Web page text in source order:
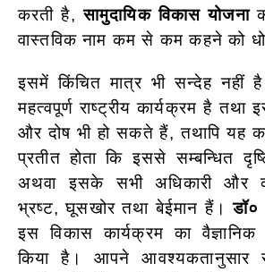
करती है,सामुदायिक विकास योजना
वास्तविक नाम कम से कम कहने को
इसमें किंचित मात्र भी सन्देह नहीं
महत्वपूर्ण राष्ट्रीय कार्यक्रम है तथा
और दोष भी हो सकते हैं, तथापि यह
प्रतीत होता कि इससे सम्बन्धित
अथवा इसके सभी अधिकारी और
भ्रष्ट, घूसखोर तथा बेईमान हैं।डॉ०
इस विकास कार्यक्रम का
किया है। आपने आवश्यकतानुसार